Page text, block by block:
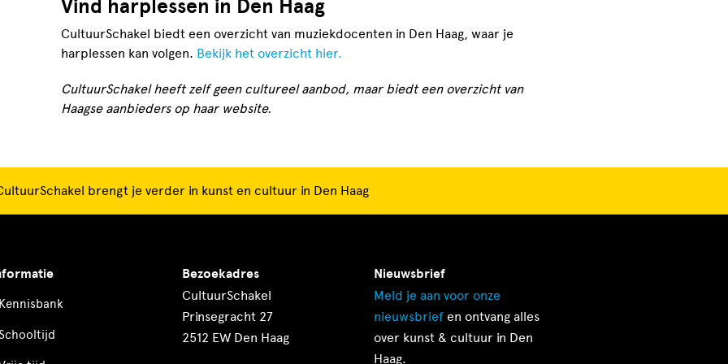
Vind harplessen in Den Haag
CultuurSchakel biedt een overzicht van muziekdocenten in Den Haag, waar je
harplessen kan volgen. Bekijk het overzicht hier.
CultuurSchakel heeft zelf geen cultureel aanbod, maar biedt een overzicht van
Haagse aanbieders op haar website.
brengt je verder in kunst en cultuur in Den Haag
Bezoekadres
CultuurSchakel
Prinsegracht 27
2512 EW Den Haag
Nieuwsbrief
Meld je aan voor onze
nieuwsbrief en ontvang alles
over kunst & cultuur in Den
Haag.